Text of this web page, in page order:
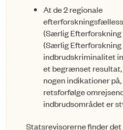
At de 2 regionale
(Særlig Efterforskning
(Særlig
indbrudskriminalitet
et begrænset resultat,
nogen indikationer
retsforfølge
indbrudsområdet er
Statsrevisorerne finder